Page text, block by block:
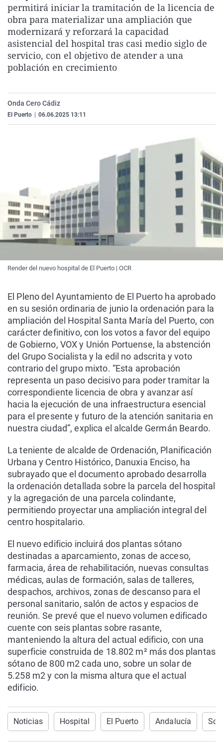
La rosa de los vientos
Gente viajera
Como el perro y el
Caso
Retornados
Equipo de
Operación Viuda
Extremadura
Galicia
La Rioja
Navarra
Virales
Televisión
Elecciones
permitirá iniciar la tramitación de la licencia de
obra para materializar una ampliación que
modernizará y reforzará la capacidad
asistencial del hospital tras casi medio siglo de
servicio, con el objetivo de atender a una
población en crecimiento
Onda Cero Cádiz
El Puerto 06.06.2025 13:11
Render del nuevo hospital de El Puerto | OCR
El Pleno del Ayuntamiento de El Puerto ha aprobado
en su sesión ordinaria de junio la ordenación para la
ampliación del Hospital Santa María del Puerto, con
carácter definitivo, con los votos a favor del equipo
de Gobierno, VOX y Unión Portuense, la abstención
del Grupo Socialista y la edil no adscrita y voto
contrario del grupo mixto. “Esta aprobación
representa un paso decisivo para poder tramitar la
correspondiente licencia de obra y avanzar así
hacia la ejecución de una infraestructura esencial
para el presente y futuro de la atención sanitaria en
nuestra ciudad”, explica el alcalde Germán Beardo.
La teniente de alcalde de Ordenación, Planificación
Urbana y Centro Histórico, Danuxia Enciso, ha
subrayado que el documento aprobado desarrolla
la ordenación detallada sobre la parcela del hospital
y la agregación de una parcela colindante,
permitiendo proyectar una ampliación integral del
centro hospitalario.
El nuevo edificio incluirá dos plantas sótano
destinadas a aparcamiento, zonas de acceso,
farmacia, área de rehabilitación, nuevas consultas
médicas, aulas de formación, salas de talleres,
despachos, archivos, zonas de descanso para el
personal sanitario, salón de actos y espacios de
reunión. Se prevé que el nuevo volumen edificado
cuente con seis plantas sobre rasante,
manteniendo la altura del actual edificio, con una
superficie construida de 18.802 m² más dos plantas
sótano de 800 m2 cada uno, sobre un solar de
5.258 m2 y con la misma altura que el actual
edificio.
Noticias Hospital El Puerto Andalucía